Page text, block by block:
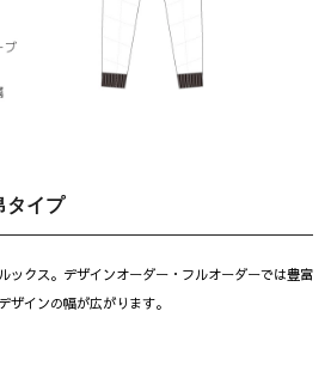
イプ
ックス。デザインオーダー・フルオーダーでは豊富
ザインの幅が広がります。